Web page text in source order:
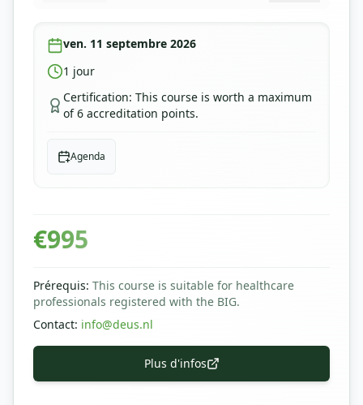
ven. 11 septembre 2026
1 jour
Certification: This course is worth a maximum
of 6 accreditation points.
Agenda
€995
Prérequis: This course is suitable for healthcare
professionals registered with the BIG.
Contact: info@deus.nl
Plus d'infos